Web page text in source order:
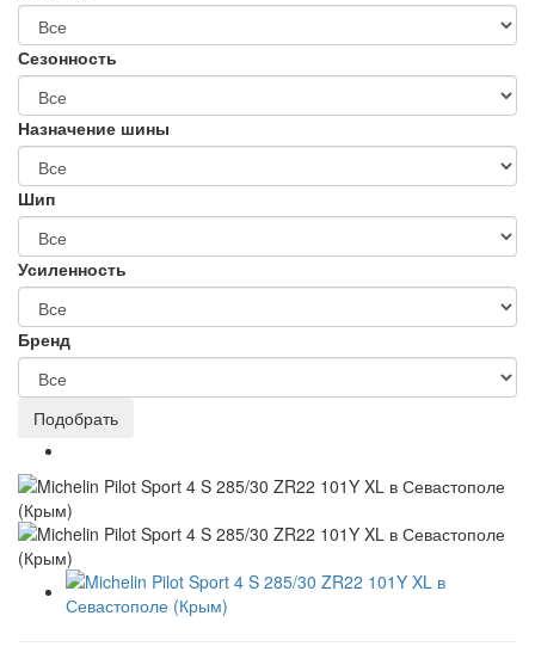
Сезонность
Назначение шины
Шип
Усиленность
Бренд